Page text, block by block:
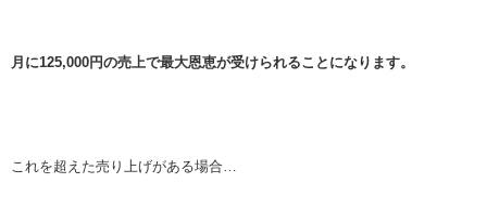
月に125,000円の売上で最大恩恵が受けられることになります。
これを超えた売り上げがある場合…